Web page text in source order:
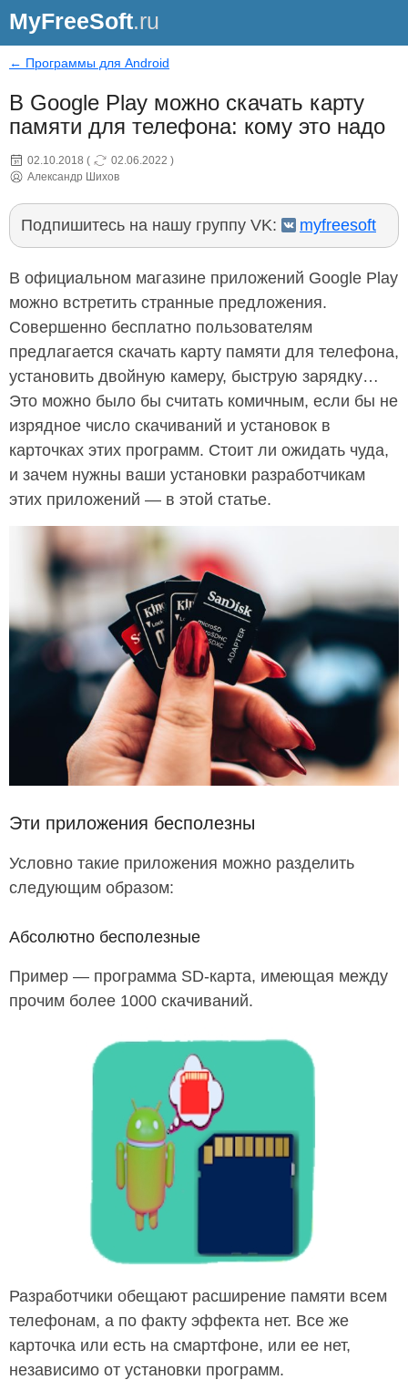
MyFreeSoft.ru
← Программы для Android
В Google Play можно скачать карту
памяти для телефона: кому это надо
02.10.2018 ( 02.06.2022 )
Александр Шихов
Подпишитесь на нашу группу VK: myfreesoft
В официальном магазине приложений Google Play
можно встретить странные предложения.
Совершенно бесплатно пользователям
предлагается скачать карту памяти для телефона,
установить двойную камеру, быструю зарядку…
Это можно было бы считать комичным, если бы не
изрядное число скачиваний и установок в
карточках этих программ. Стоит ли ожидать чуда,
и зачем нужны ваши установки разработчикам
этих приложений — в этой статье.
Эти приложения бесполезны
Условно такие приложения можно разделить
следующим образом:
Абсолютно бесполезные
Пример — программа SD-карта, имеющая между
прочим более 1000 скачиваний.
Разработчики обещают расширение памяти всем
телефонам, а по факту эффекта нет. Все же
карточка или есть на смартфоне, или ее нет,
независимо от установки программ.